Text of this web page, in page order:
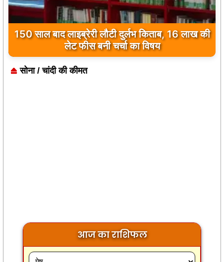
150 साल बाद लाइब्रेरी लौटी दुर्लभ किताब, 16 लाख की
लेट फीस बनी चर्चा का विषय
सोना / चांदी की कीमत
आज का राशिफल